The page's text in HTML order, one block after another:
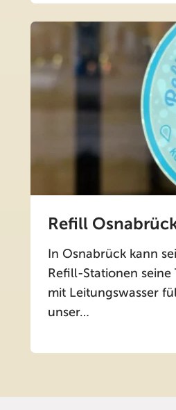
Refill
In Osnabrück kann
Refill-Stationen seine
mit Leitungswasser
unser…